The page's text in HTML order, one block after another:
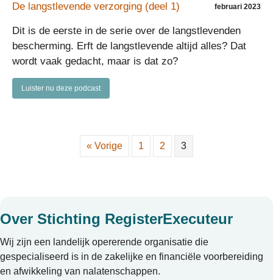
De langstlevende verzorging (deel 1) februari 2023
Dit is de eerste in de serie over de langstlevenden
bescherming. Erft de langstlevende altijd alles? Dat
wordt vaak gedacht, maar is dat zo?
Luister nu deze podcast
« Vorige 1 2 3
Over Stichting RegisterExecuteur
Wij zijn een landelijk opererende organisatie die
gespecialiseerd is in de zakelijke en financiële voorbereiding
en afwikkeling van nalatenschappen.